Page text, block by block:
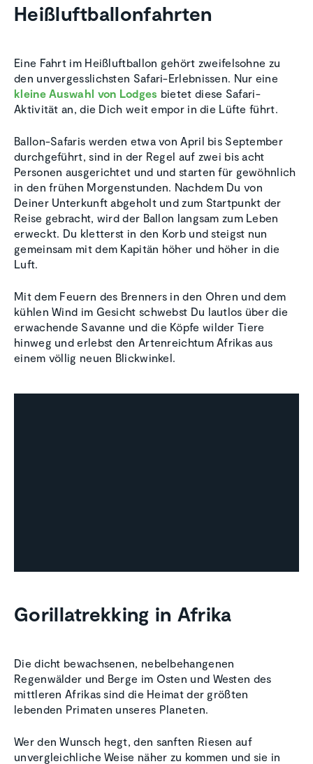
Heißluftballonfahrten
Eine Fahrt im Heißluftballon gehört zweifelsohne zu
den unvergesslichsten Safari-Erlebnissen. Nur eine
kleine Auswahl von Lodges bietet diese Safari-
Aktivität an, die Dich weit empor in die Lüfte führt.
Ballon-Safaris werden etwa von April bis September
durchgeführt, sind in der Regel auf zwei bis acht
Personen ausgerichtet und und starten für gewöhnlich
in den frühen Morgenstunden. Nachdem Du von
Deiner Unterkunft abgeholt und zum Startpunkt der
Reise gebracht, wird der Ballon langsam zum Leben
erweckt. Du kletterst in den Korb und steigst nun
gemeinsam mit dem Kapitän höher und höher in die
Luft.
Mit dem Feuern des Brenners in den Ohren und dem
kühlen Wind im Gesicht schwebst Du lautlos über die
erwachende Savanne und die Köpfe wilder Tiere
hinweg und erlebst den Artenreichtum Afrikas aus
einem völlig neuen Blickwinkel.
Gorillatrekking in Afrika
Die dicht bewachsenen, nebelbehangenen
Regenwälder und Berge im Osten und Westen des
mittleren Afrikas sind die Heimat der größten
lebenden Primaten unseres Planeten.
Wer den Wunsch hegt, den sanften Riesen auf
unvergleichliche Weise näher zu kommen und sie in